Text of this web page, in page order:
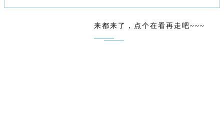
来都来了，点个在看再走吧~~~